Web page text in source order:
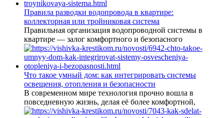
Правила разводки водопровода в квартире:
коллекторная или тройниковая система
Правильная организация водопроводной системы в
квартире — залог комфортного и безопасного
Что такое умный дом: как интегрировать системы
освещения, отопления и безопасности
В современном мире технология прочно вошла в
повседневную жизнь, делая её более комфортной,